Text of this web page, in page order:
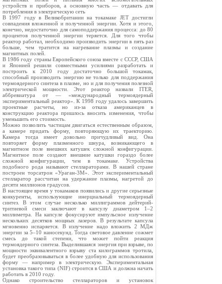
устройств и приборов, а основную часть — отдавать для
потребления в электрическую сеть
В 1997 году в Великобритании на токамаке JET достигли
совпадения вложенной и полученной энергии. Хотя и этого,
конечно, недостаточно для самоподдержания процесса: до 80
процентов полученной энергии теряется. Для того чтобы
реактор работал, необходимо производить энергии в пять раз
больше, чем тратится на нагревание плазмы и создание
магнитных полей.
В 1986 году страны Европейского союза вместе с СССР, США
и Японией решили совместными усилиями разработать и
построить к 2010 году достаточно большой токамак,
способный производить энергию не только для поддержания
термоядерного синтеза в плазме, но и для получения полезной
электрической мощности. Этот реактор назвали ITER,
аббревиатура от — «международный термоядерный
экспериментальный реактор». К 1998 году удалось завершить
проектные расчеты, но из-за отказа американцев в
конструкцию реактора пришлось вносить изменения, чтобы
уменьшить его стоимость.
Можно позволить частицам двигаться естественным образом,
а камере придать форму, повторяющую их траекторию.
Камера тогда имеет довольно причудливый вид. Она
повторяет форму плазменного шнура, возникающего в
магнитном поле внешних катушек сложной конфигурации.
Магнитное поле создают внешние катушки гораздо более
сложной конфигурации, чем в токамаке. Устройства
подобного рода называют стеллараторами. В нашей стране
построен торсатрон «Ураган-3М». Этот экспериментальный
стелларатор рассчитан на удержание плазмы, нагретой до
десяти миллионов градусов.
В настоящее время у токамаков появились и другие серьезные
конкуренты, использующие инерциальный термоядерный
синтез. В этом случае несколько миллиграммов дейтерий-
тритиевой смеси заключают в капсулу диаметром 1–2
миллиметра. На капсуле фокусируют импульсное излучение
нескольких десятков мощных лазеров. В результате капсула
мгновенно испаряется. В излучение надо вложить 2 МДж
энергии за 5–10 наносекунд. Тогда световое давление сожмет
смесь до такой степени, что может пойти реакция
термоядерного синтеза. Выделившаяся энергия при взрыве, по
мощности эквивалентного взрыву ста килограммов тротила,
будет преобразовываться в более удобную для использования
форму — например в электрическую. Экспериментальная
установка такого типа (NIF) строится в США и должна начать
работать в 2010 году.
Однако строительство стеллараторов и установок